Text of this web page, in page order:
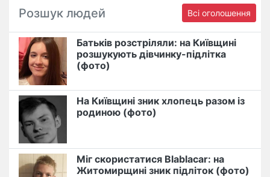
Розшук людей Всі оголошення
Батьків розстріляли: на Київщині
розшукують дівчинку-підлітка
(фото)
На Київщині зник хлопець разом із
родиною (фото)
Міг скористатися Blablacar: на
Житомирщині зник підліток (фото)